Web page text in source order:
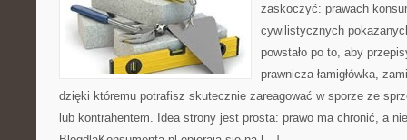
zaskoczyć: prawach
cywilistycznych
powstało po to, aby
prawnicza łamigłówka,
dzięki któremu potrafisz skutecznie zareagować w sporze ze
lub kontrahentem. Idea strony jest prosta: prawo ma chronić, a